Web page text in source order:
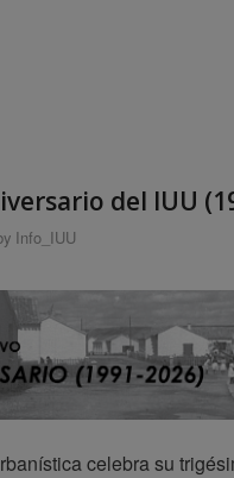
del IUU
Info_IUU
celebra su